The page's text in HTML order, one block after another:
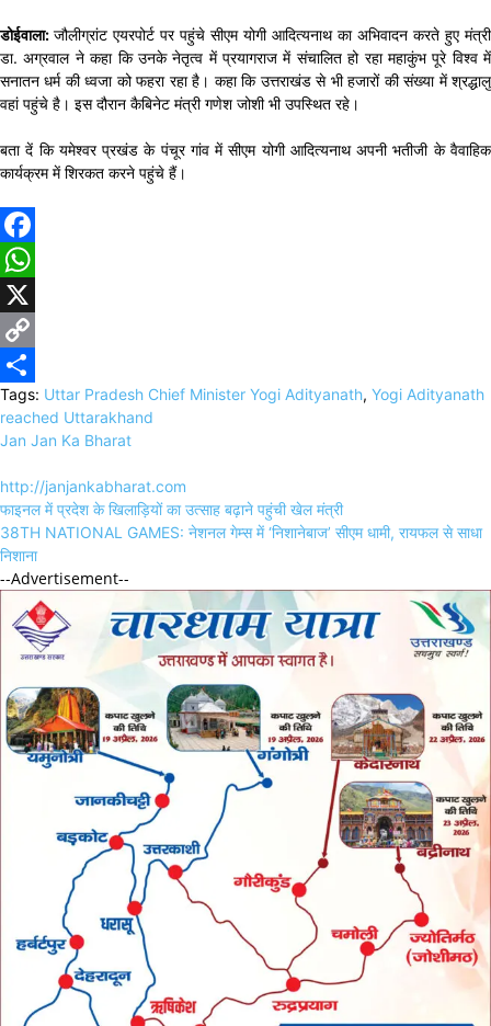
डोईवाला: जौलीग्रांट एयरपोर्ट पर पहुंचे सीएम योगी आदित्यनाथ का अभिवादन करते हुए मंत्री
डा. अग्रवाल ने कहा कि उनके नेतृत्व में प्रयागराज में संचालित हो रहा महाकुंभ पूरे विश्व में
सनातन धर्म की ध्वजा को फहरा रहा है। कहा कि उत्तराखंड से भी हजारों की संख्या में श्रद्धालु
वहां पहुंचे है। इस दौरान कैबिनेट मंत्री गणेश जोशी भी उपस्थित रहे।
बता दें कि यमेश्वर प्रखंड के पंचूर गांव में सीएम योगी आदित्यनाथ अपनी भतीजी के वैवाहिक
कार्यक्रम में शिरकत करने पहुंचे हैं।
Facebook
WhatsApp
X
Copy
Link
Share
Tags: Uttar Pradesh Chief Minister Yogi Adityanath, Yogi Adityanath
reached Uttarakhand
Jan Jan Ka Bharat
http://janjankabharat.com
Post
navigation
फाइनल में प्रदेश के खिलाड़ियों का उत्साह बढ़ाने पहुंची खेल मंत्री
38TH NATIONAL GAMES: नेशनल गेम्स में ‘निशानेबाज’ सीएम धामी, रायफल से साधा
निशाना
--Advertisement--